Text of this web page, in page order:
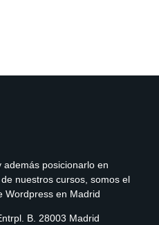
posicionarlo en
nuestros cursos, somos el
Wordpress en Madrid
B. 28003 Madrid